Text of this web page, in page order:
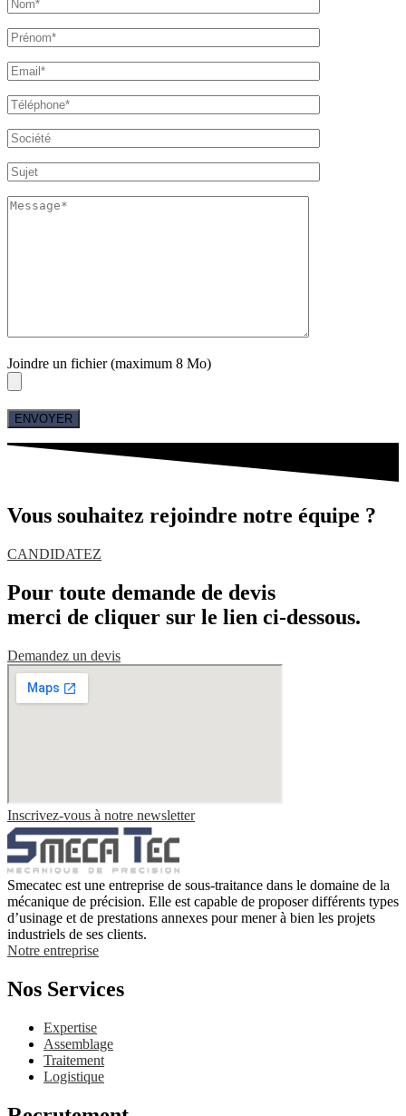
Joindre un fichier (maximum 8 Mo)
Vous souhaitez rejoindre notre équipe ?
CANDIDATEZ
Pour toute demande de devis
merci de cliquer sur le lien ci-dessous.
Demandez un devis
Inscrivez-vous à notre newsletter
Smecatec est une entreprise de sous-traitance dans le domaine de la
mécanique de précision. Elle est capable de proposer différents types
d’usinage et de prestations annexes pour mener à bien les projets
industriels de ses clients.
Notre entreprise
Nos Services
Expertise
Assemblage
Traitement
Logistique